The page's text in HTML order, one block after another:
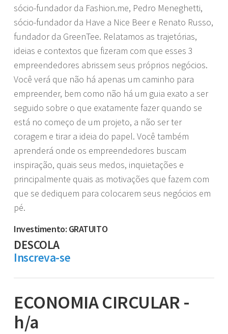
sócio-fundador da Fashion.me, Pedro Meneghetti,
sócio-fundador da Have a Nice Beer e Renato Russo,
fundador da GreenTee. Relatamos as trajetórias,
ideias e contextos que fizeram com que esses 3
empreendedores abrissem seus próprios negócios.
Você verá que não há apenas um caminho para
empreender, bem como não há um guia exato a ser
seguido sobre o que exatamente fazer quando se
está no começo de um projeto, a não ser ter
coragem e tirar a ideia do papel. Você também
aprenderá onde os empreendedores buscam
inspiração, quais seus medos, inquietações e
principalmente quais as motivações que fazem com
que se dediquem para colocarem seus negócios em
pé.
Investimento: GRATUITO
DESCOLA
Inscreva-se
ECONOMIA CIRCULAR -
h/a